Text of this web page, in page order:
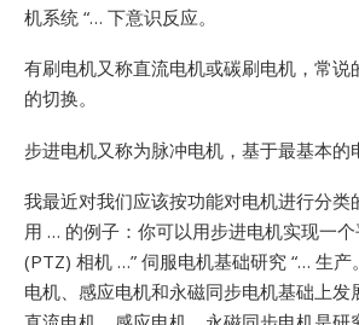
机系统 “… 下意识反应。
有刷电机又称直流电机或碳刷电机，常说
的切换。
步进电机又称为脉冲电机，基于最基本的
我最近对我们应该按功能对电机进行分类
用 … 的例子：你可以用步进电机实现一
(PTZ) 相机 …” 伺服电机基础研究 “… 生
电机、感应电机和永磁同步电机基础上